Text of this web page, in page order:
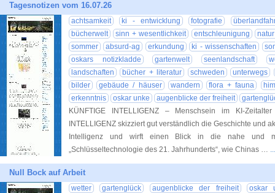
Tagesnotizen vom 16.07.26
achtsamkeit ki - entwicklung fotografie
bücherwelt
sinn + wesentlichkeit entschleunigung
sommer
absurd-ag erkundung ki - wissenschaften
oskars notizkladde
gartenwelt seenlandschaft
landschaften
bücher + literatur schweden
unterwegs
bilder
gebäude / häuser wandern flora + fauna
erkenntnis
oskar unke augenblicke der freiheit
KÜNFTIGE INTELLIGENZ – Menschsein im KI-
INTELLIGENZ skizziert gut verständlich die Geschichte und
Intelligenz und wirft einen Blick in die nahe und
„Schlüsseltechnologie des 21. Jahrhunderts“, wie Chinas …
Null Bock auf Arbeit
wetter gartenglück augenblicke der freiheit
oskar